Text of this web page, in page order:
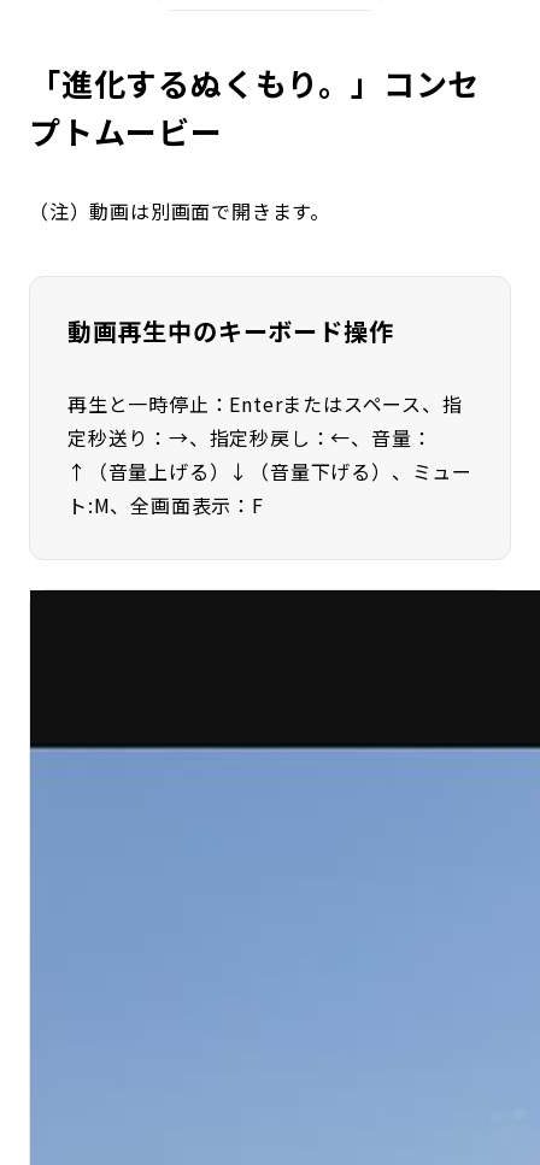
「進化するぬくもり。」コンセ
プトムービー
（注）動画は別画面で開きます。
動画再生中のキーボード操作
再生と一時停止：Enterまたはスペース、指
定秒送り：→、指定秒戻し：←、音量：
↑（音量上げる）↓（音量下げる）、ミュー
ト:M、全画面表示：F